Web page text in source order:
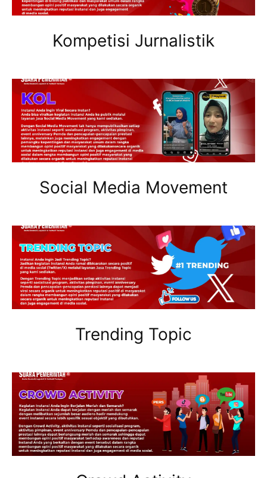
Kompetisi Jurnalistik
Social Media Movement
Trending Topic